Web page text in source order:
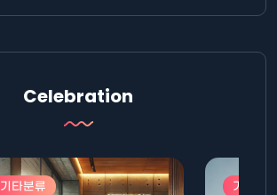
Celebration
기타분류 기타분